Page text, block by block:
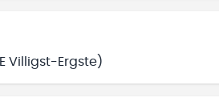
Villigst-Ergste)